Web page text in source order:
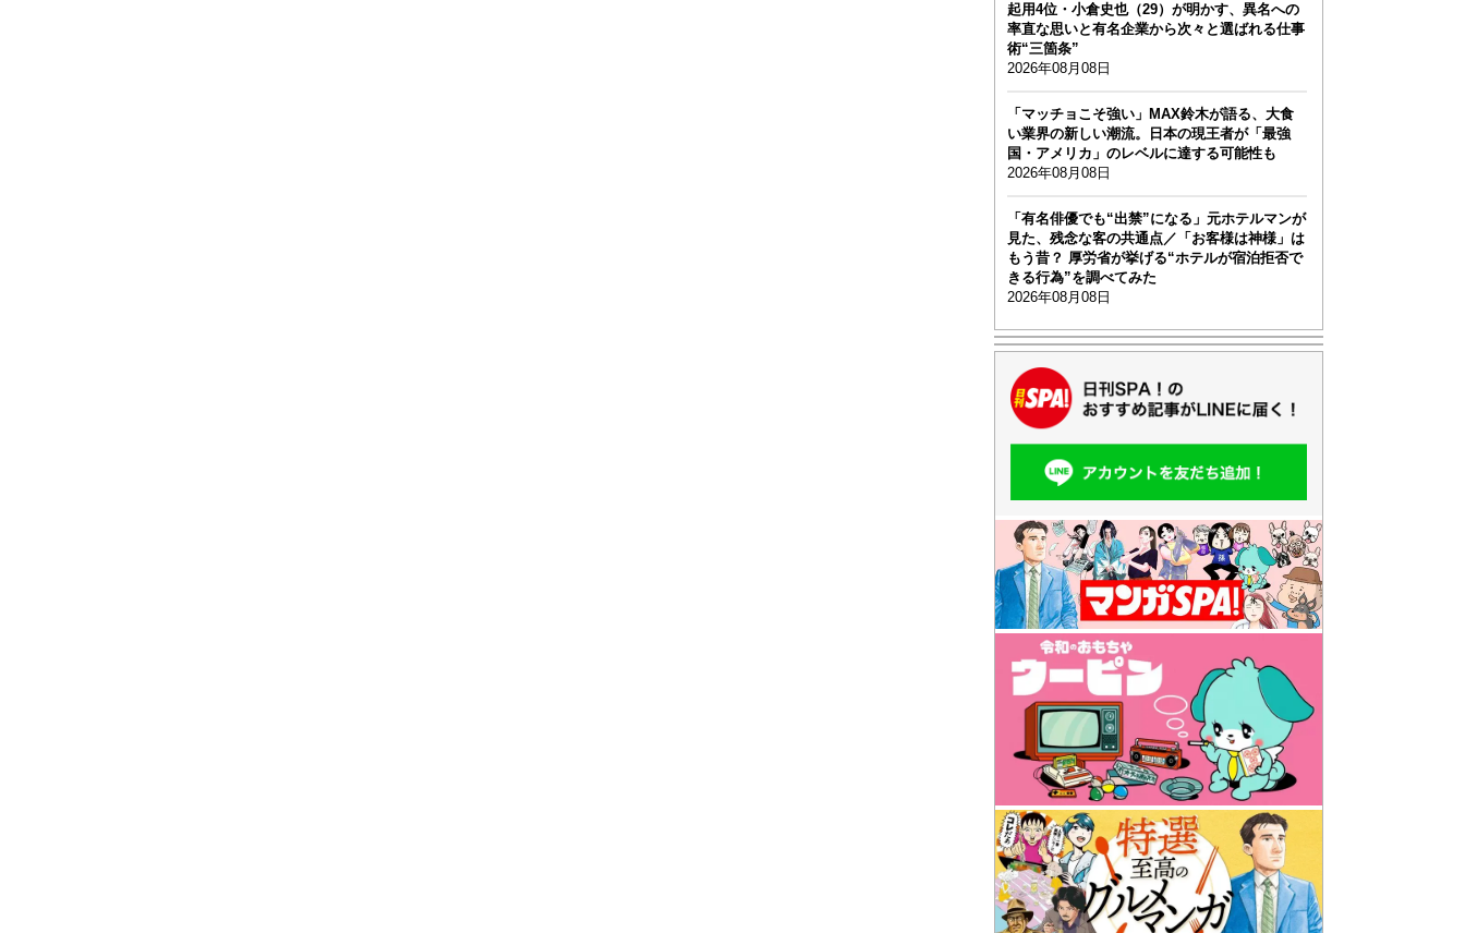
起用4位・小倉史也（29）が明かす、異名への
率直な思いと有名企業から次々と選ばれる仕事
術“三箇条”
2026年08月08日
「マッチョこそ強い」MAX鈴木が語る、大食
い業界の新しい潮流。日本の現王者が「最強
国・アメリカ」のレベルに達する可能性も
2026年08月08日
「有名俳優でも“出禁”になる」元ホテルマンが
見た、残念な客の共通点／「お客様は神様」は
もう昔？ 厚労省が挙げる“ホテルが宿泊拒否で
きる行為”を調べてみた
2026年08月08日